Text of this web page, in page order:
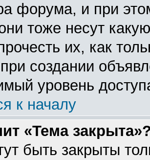
форума, и при
тоже несут
их, как
создании
уровень
к началу
«Тема
быть закрыты